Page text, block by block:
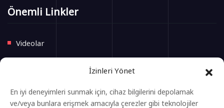
İzinleri Yönet
En iyi deneyimleri sunmak için, cihaz bilgilerini depolamak
ve/veya bunlara erişmek amacıyla çerezler gibi teknolojiler
Önemli Linkler
Videolar
Eğitimler
İletişim